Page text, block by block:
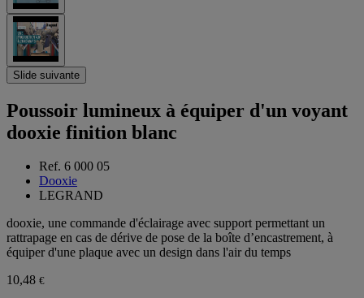
Slide suivante
Poussoir lumineux à équiper d'un voyant
dooxie finition blanc
Ref. 6 000 05
Dooxie
LEGRAND
dooxie, une commande d'éclairage avec support permettant un
rattrapage en cas de dérive de pose de la boîte d’encastrement, à
équiper d'une plaque avec un design dans l'air du temps
10,48 €